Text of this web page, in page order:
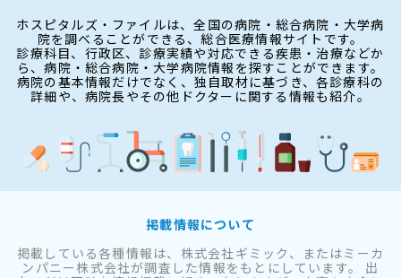
ホスピタルズ・ファイルは、全国の病院・総合病院・大学病
院を調べることができる、総合医療情報サイトです。
診療科目、行政区、診療実績や対応できる疾患・治療などか
ら、病院・総合病院・大学病院情報を探すことができます。
病院の基本情報だけでなく、独自取材に基づき、各診療科の
詳細や、病院長やその他ドクターに関する情報も紹介。
掲載情報について
掲載している各種情報は、株式会社ギミック、またはミーカ
ンパニー株式会社が調査した情報をもとにしています。 出